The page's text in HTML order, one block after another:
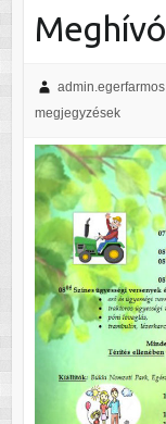
admin.egerfarmos
megjegyzések